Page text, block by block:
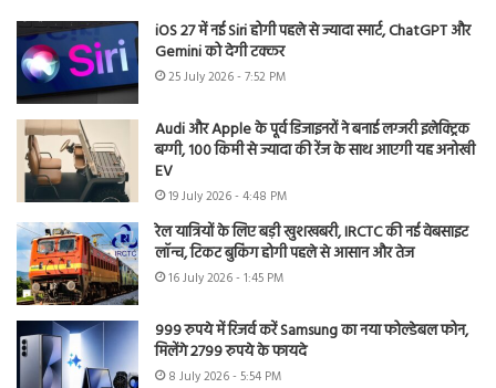
iOS 27 में नई Siri होगी पहले से ज्यादा स्मार्ट, ChatGPT और
Gemini को देगी टक्कर
25 July 2026 - 7:52 PM
Audi और Apple के पूर्व डिजाइनरों ने बनाई लग्जरी इलेक्ट्रिक
बग्गी, 100 किमी से ज्यादा की रेंज के साथ आएगी यह अनोखी
EV
19 July 2026 - 4:48 PM
रेल यात्रियों के लिए बड़ी खुशखबरी, IRCTC की नई वेबसाइट
लॉन्च, टिकट बुकिंग होगी पहले से आसान और तेज
16 July 2026 - 1:45 PM
999 रुपये में रिजर्व करें Samsung का नया फोल्डेबल फोन,
मिलेंगे 2799 रुपये के फायदे
8 July 2026 - 5:54 PM